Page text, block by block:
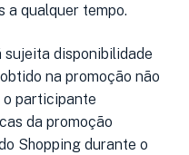
a qualquer tempo.
sujeita disponibilidade
na promoção não
o participante
da promoção
Shopping durante o